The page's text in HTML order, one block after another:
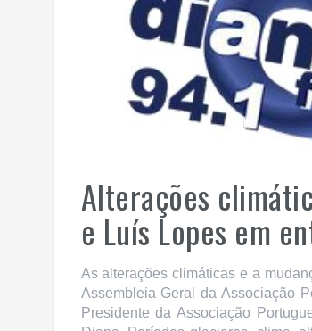
Alterações
e Luís Lopes em
As alterações climáticas e a
Assembleia Geral da Associação
Presidente da Associação